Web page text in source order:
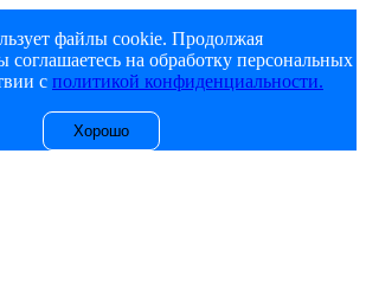
файлы cookie. Продолжая
соглашаетесь на обработку персональных
с политикой конфиденциальности.
Хорошо